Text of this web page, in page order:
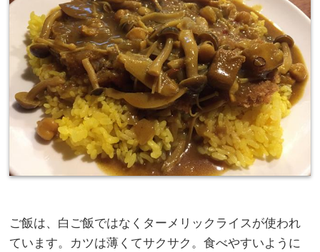
ご飯は、白ご飯ではなくターメリックライスが使われ
ています。カツは薄くてサクサク。食べやすいように